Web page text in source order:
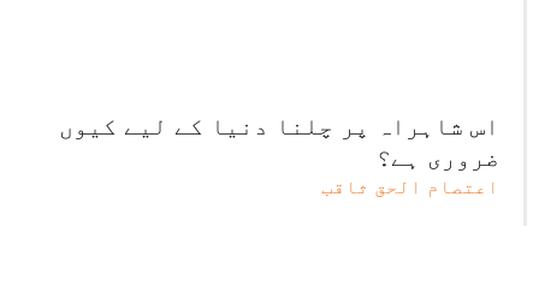
اس شاہراہ پر چلنا دنیا کے لیے کیوں
ضروری ہے؟
اعتصام الحق ثاقب